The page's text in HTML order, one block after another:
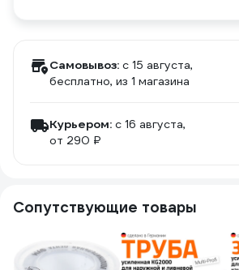
Самовывоз: c 15 августа,
бесплатно, из 1 магазина
Курьером: c 16 августа,
от 290 ₽
Сопутствующие товары